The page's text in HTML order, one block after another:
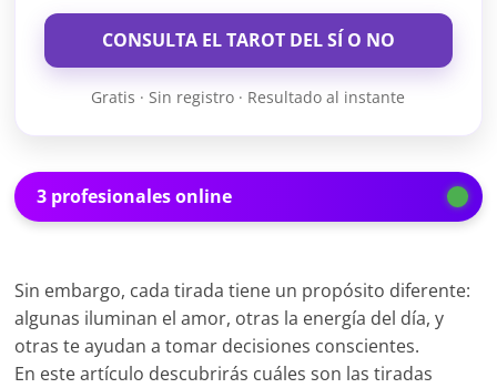
CONSULTA EL TAROT DEL SÍ O NO
Gratis · Sin registro · Resultado al instante
3 profesionales online
Sin embargo, cada tirada tiene un propósito diferente:
algunas iluminan el amor, otras la energía del día, y
otras te ayudan a tomar decisiones conscientes.
En este artículo descubrirás cuáles son las tiradas